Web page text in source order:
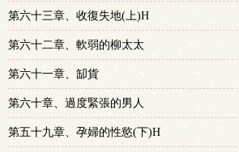
第六十三章、收復失地(上)H
第六十二章、軟弱的柳太太
第六十一章、缷貨
第六十章、過度緊張的男人
第五十九章、孕婦的性慾(下)H